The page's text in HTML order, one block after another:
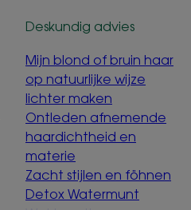
Deskundig advies
Mijn blond of bruin haar
op natuurlijke wijze
lichter maken
Ontleden afnemende
haardichtheid en
materie
Zacht stijlen en föhnen
Detox Watermunt